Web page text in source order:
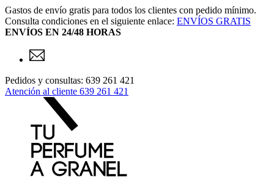
Gastos de envío gratis para todos los clientes con pedido mínimo.
Consulta condiciones en el siguiente enlace: ENVÍOS GRATIS
ENVÍOS EN 24/48 HORAS
Pedidos y consultas: 639 261 421
Atención al cliente 639 261 421